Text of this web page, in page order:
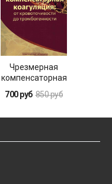
Чрезмерная
компенсаторная
коагуляция: от
кровоточивости до
700 руб 850 руб